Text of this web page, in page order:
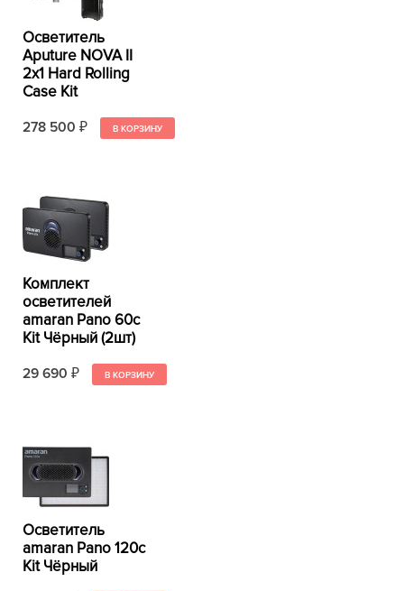
Осветитель
Aputure NOVA II
2x1 Hard Rolling
Case Kit
278 500 ₽
Комплект
осветителей
amaran Pano 60c
Kit Чёрный (2шт)
29 690 ₽
Осветитель
amaran Pano 120c
Kit Чёрный